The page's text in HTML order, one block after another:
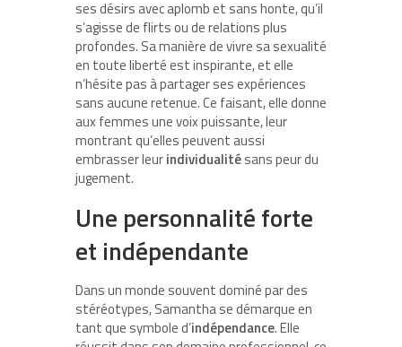
ses désirs avec aplomb et sans honte, qu’il
s’agisse de flirts ou de relations plus
profondes. Sa manière de vivre sa sexualité
en toute liberté est inspirante, et elle
n’hésite pas à partager ses expériences
sans aucune retenue. Ce faisant, elle donne
aux femmes une voix puissante, leur
montrant qu’elles peuvent aussi
embrasser leurindividualitésans peur du
jugement.
Une personnalité forte
et indépendante
Dans un monde souvent dominé par des
stéréotypes, Samantha se démarque en
tant que symbole d’indépendance. Elle